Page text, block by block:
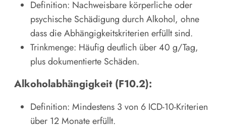
Definition: Nachweisbare körperliche oder
psychische Schädigung durch Alkohol, ohne
dass die Abhängigkeitskriterien erfüllt sind.
Trinkmenge: Häufig deutlich über 40 g/Tag,
plus dokumentierte Schäden.
Alkoholabhängigkeit (F10.2):
Definition: Mindestens 3 von 6 ICD-10-Kriterien
über 12 Monate erfüllt.